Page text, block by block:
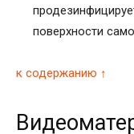
поверхности
к содержанию ↑